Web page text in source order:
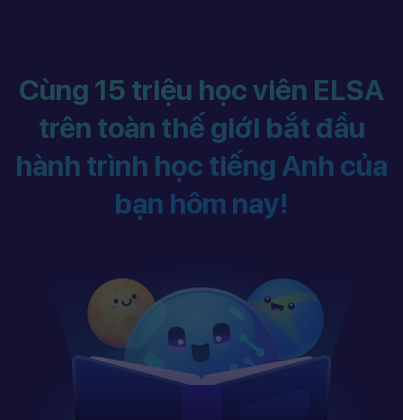
Cùng 15 triệu học viên ELSA
trên toàn thế giới bắt đầu
hành trình học tiếng Anh của
bạn hôm nay!